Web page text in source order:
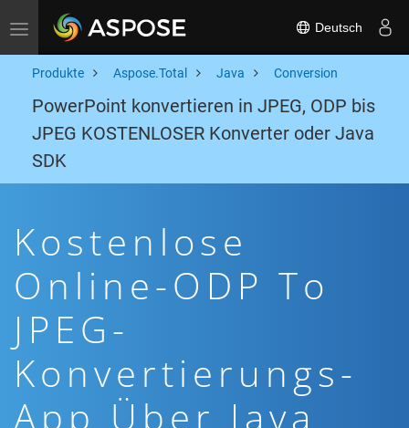
Toggle navigation Deutsch
Produkte Aspose.Total Java Conversion
PowerPoint konvertieren in JPEG, ODP bis
JPEG KOSTENLOSER Konverter oder Java
SDK
Kostenlose
Online-ODP To
JPEG-
Konvertierungs-
App Über Java